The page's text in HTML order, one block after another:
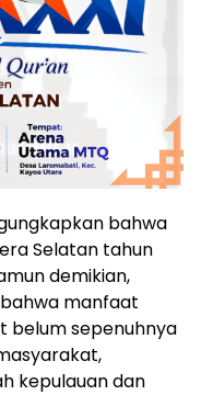
bahwa
Selatan tahun
demikian,
manfaat
belum sepenuhnya
kepulauan dan